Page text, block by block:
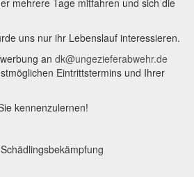
mehrere Tage mitfahren und sich die
uns nur ihr Lebenslauf interessieren.
an dk@ungezieferabwehr.de
Eintrittstermins und Ihrer
kennenzulernen!